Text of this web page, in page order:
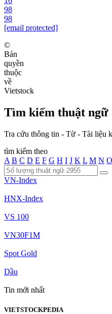
98
98
[email protected]
©
Bản
quyền
thuộc
về
Vietstock
Tìm kiếm thuật ngữ
Tra cứu thông tin - Từ - Tài liệu
tìm kiếm theo
A B C D E F G H I J K L M N O
VN-Index
HNX-Index
VS 100
VN30F1M
Spot Gold
Dầu
Tin mới nhất
VIETSTOCKPEDIA